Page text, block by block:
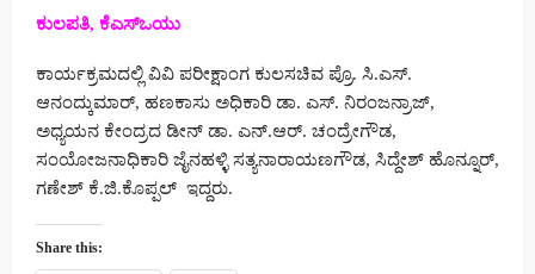
ಕುಲಪತಿ, ಕೆಎಸ್ಒಯು
ಕಾರ್ಯಕ್ರಮದಲ್ಲಿ ವಿವಿ ಪರೀಕ್ಷಾಂಗ ಕುಲಸಚಿವ ಪ್ರೊ. ಸಿ.ಎಸ್.
ಆನಂದ್ಕುಮಾರ್, ಹಣಕಾಸು ಅಧಿಕಾರಿ ಡಾ. ಎಸ್. ನಿರಂಜನ್ರಾಜ್,
ಅಧ್ಯಯನ ಕೇಂದ್ರದ ಡೀನ್ ಡಾ. ಎನ್.ಆರ್. ಚಂದ್ರೇಗೌಡ,
ಸಂಯೋಜನಾಧಿಕಾರಿ ಜೈನಹಳ್ಳಿ ಸತ್ಯನಾರಾಯಣಗೌಡ, ಸಿದ್ದೇಶ್ ಹೊನ್ನೂರ್,
ಗಣೇಶ್ ಕೆ.ಜಿ.ಕೊಪ್ಪಲ್ ಇದ್ದರು.
Share this: